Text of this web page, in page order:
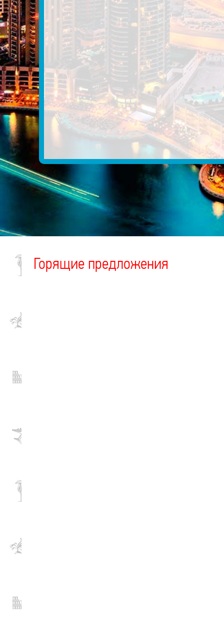
Горящие предложения